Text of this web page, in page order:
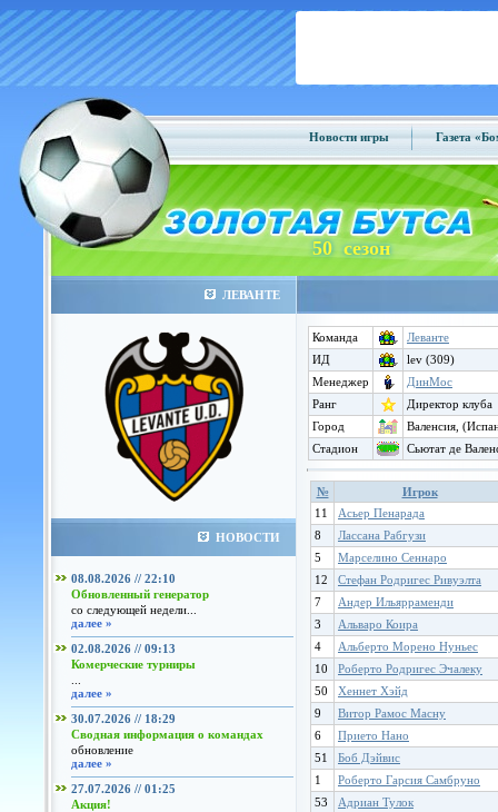
Новости игры Газета
50 сезон
ЛЕВАНТЕ
НОВОСТИ
08.08.2026 // 22:10
Обновленный генератор
со следующей недели...
далее »
02.08.2026 // 09:13
Комерческие турниры
далее »
30.07.2026 // 18:29
Сводная информация о командах
обновление
далее »
27.07.2026 // 01:25
Акция!
Команда
Леванте
ИД
lev (309)
Менеджер
ДинМос
Ранг
Директор клуба
Город
Валенсия,
Стадион
Сьютат де
№
Игрок
11
Асьер Пенарада
8
Лассана Рабгузи
5
Марселино Сеннаро
12
Стефан Родригес Ривуэлта
7
Андер Ильярраменди
3
Альваро Коира
4
Альберто Морено Нуньес
10
Роберто Родригес Эчалеку
50
Хеннет Хэйд
9
Витор Рамос Масну
6
Прието Нано
51
Боб Дэйвис
1
Роберто Гарсия Самбруно
53
Адриан Тулок